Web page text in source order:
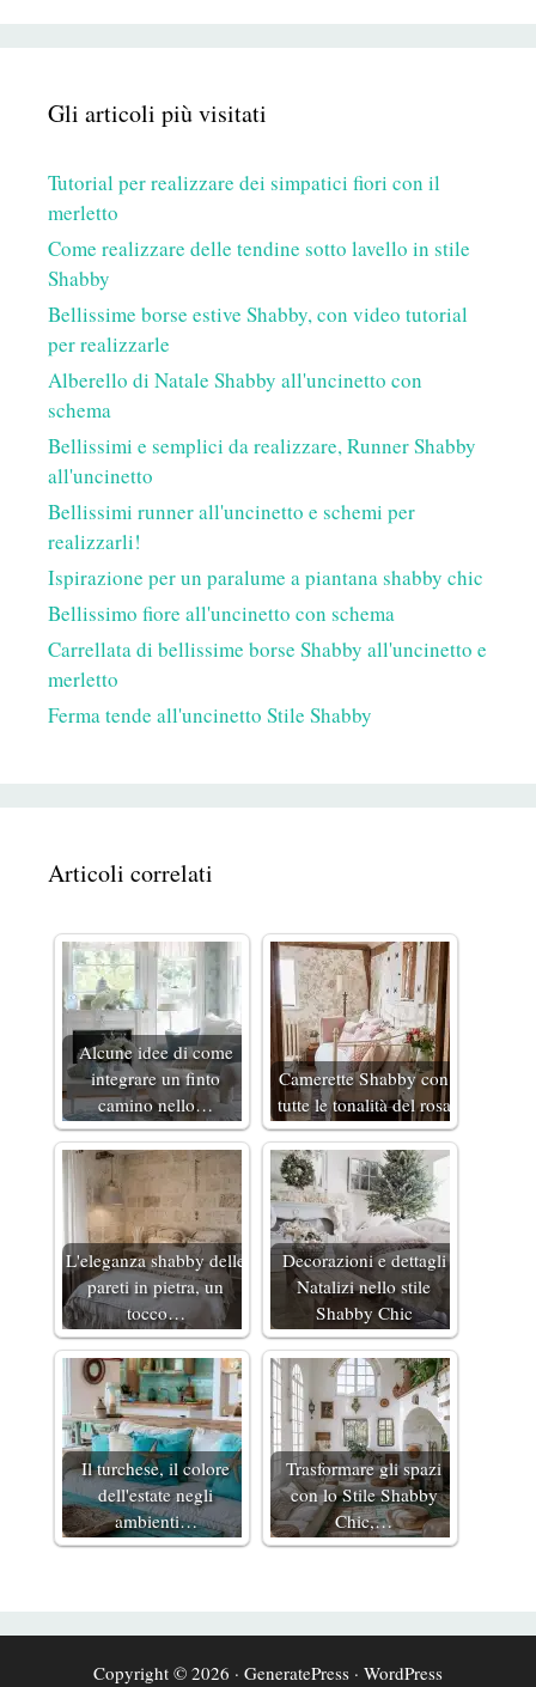
Gli articoli più visitati
Tutorial per realizzare dei simpatici fiori con il
merletto
Come realizzare delle tendine sotto lavello in stile
Shabby
Bellissime borse estive Shabby, con video tutorial
per realizzarle
Alberello di Natale Shabby all'uncinetto con
schema
Bellissimi e semplici da realizzare, Runner Shabby
all'uncinetto
Bellissimi runner all'uncinetto e schemi per
realizzarli!
Ispirazione per un paralume a piantana shabby chic
Bellissimo fiore all'uncinetto con schema
Carrellata di bellissime borse Shabby all'uncinetto e
merletto
Ferma tende all'uncinetto Stile Shabby
Articoli correlati
Alcune idee di come
integrare un finto
camino nello…
Camerette Shabby con
tutte le tonalità del rosa
L'eleganza shabby delle
pareti in pietra, un
tocco…
Decorazioni e dettagli
Natalizi nello stile
Shabby Chic
Il turchese, il colore
dell'estate negli
ambienti…
Trasformare gli spazi
con lo Stile Shabby
Chic,…
Copyright © 2026 · GeneratePress · WordPress